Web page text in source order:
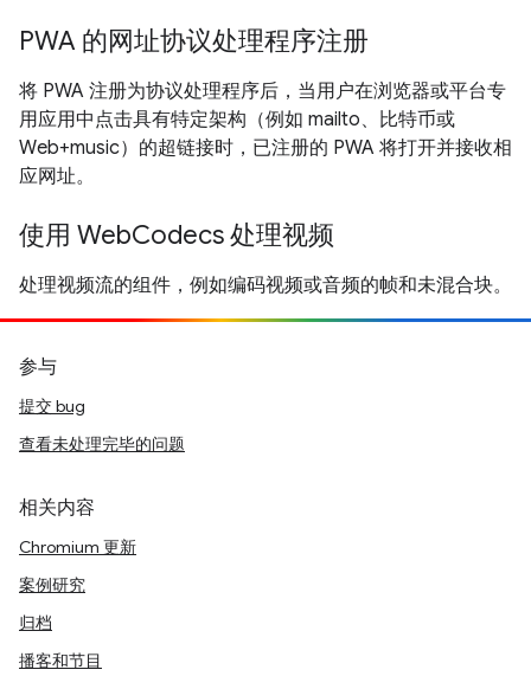
PWA 的网址协议处理程序注册
将 PWA 注册为协议处理程序后，当用户在浏览器或平台专
用应用中点击具有特定架构（例如 mailto、比特币或
Web+music）的超链接时，已注册的 PWA 将打开并接收相
应网址。
使用 WebCodecs 处理视频
处理视频流的组件，例如编码视频或音频的帧和未混合块。
参与
提交 bug
查看未处理完毕的问题
相关内容
Chromium 更新
案例研究
归档
播客和节目